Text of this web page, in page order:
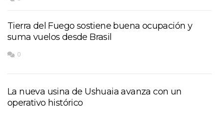
Tierra del Fuego sostiene buena ocupación y
suma vuelos desde Brasil
0
La nueva usina de Ushuaia avanza con un
operativo histórico